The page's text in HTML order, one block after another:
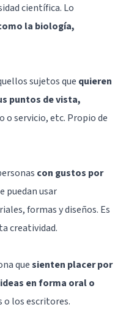
científica. Lo
la biología,
sujetos que quieren
puntos de vista,
o servicio, etc. Propio de
con gustos por
puedan usar
formas y diseños. Es
creatividad.
quesienten placer por
en forma oral o
o los escritores.